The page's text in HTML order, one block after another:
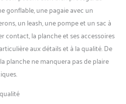
La planche de paddle
Waterwalker est la première
planche de paddle idéale
pour les débutants et rend
les pagayeurs avancés à
avancés. Dimensions : 335 x
Capacité maximale
recommandée : 70-95/150
gonflable, une pagaie avec un
un leash, une pompe et un sac à
contact, la planche et ses accessoires
aux détails et à la qualité. De
planche ne manquera pas de plaire